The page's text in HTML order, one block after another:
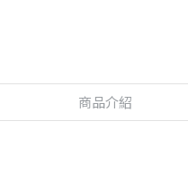
商品介紹